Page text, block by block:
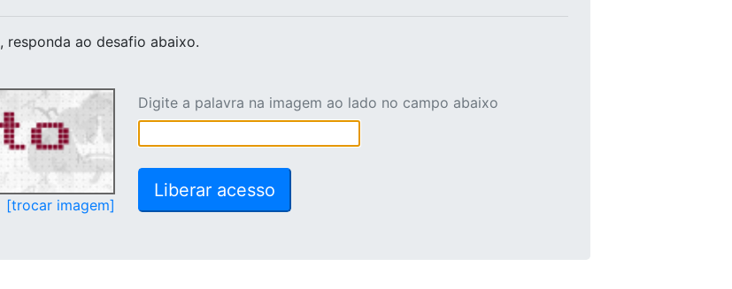
, responda ao desafio abaixo.
[trocar imagem]
Digite a palavra na imagem ao lado no campo abaixo